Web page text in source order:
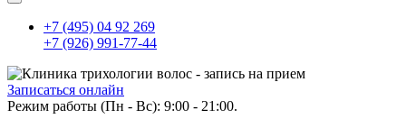
+7 (495) 04 92 269
+7 (926) 991-77-44
Записаться онлайн
Режим работы (Пн - Вс): 9:00 - 21:00.